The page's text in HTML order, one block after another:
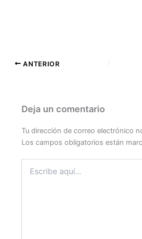
ANTERIOR
Deja un comentario
Tu dirección de correo electrónico
Los campos obligatorios están
aquí...